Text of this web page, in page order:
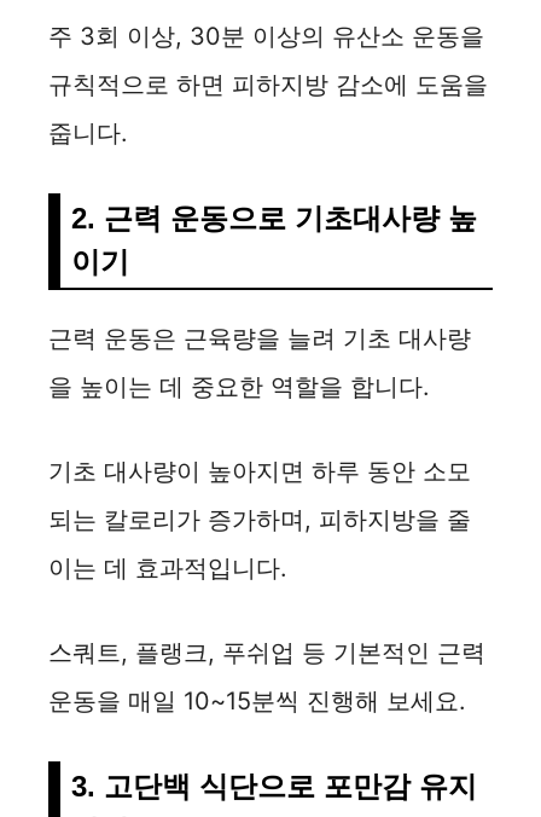
주 3회 이상, 30분 이상의 유산소 운동을
규칙적으로 하면 피하지방 감소에 도움을
줍니다.
2. 근력 운동으로 기초대사량 높
이기
근력 운동은 근육량을 늘려 기초 대사량
을 높이는 데 중요한 역할을 합니다.
기초 대사량이 높아지면 하루 동안 소모
되는 칼로리가 증가하며, 피하지방을 줄
이는 데 효과적입니다.
스쿼트, 플랭크, 푸쉬업 등 기본적인 근력
운동을 매일 10~15분씩 진행해 보세요.
3. 고단백 식단으로 포만감 유지